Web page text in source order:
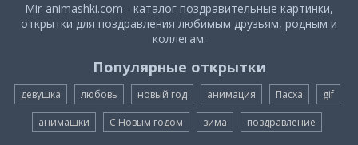
Mir-animashki.com - каталог поздравительные картинки,
открытки для поздравления любимым друзьям, родным и
коллегам.
Популярные открытки
девушка любовь новый год анимация Пасха gif
анимашки С Новым годом зима поздравление